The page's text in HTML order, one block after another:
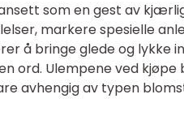
som en gest av
markere spesielle
å bringe glede og lykke
ord. Ulempene ved
avhengig av typen